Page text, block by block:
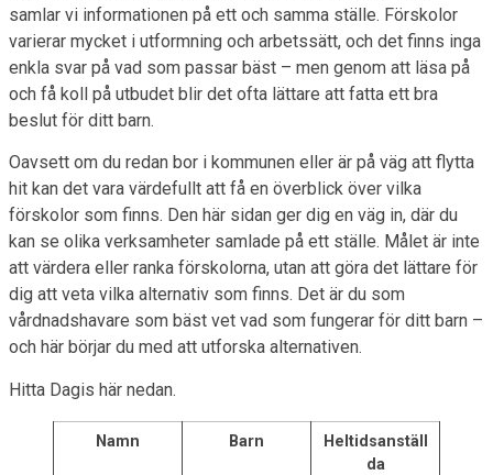
samlar vi informationen på ett och samma ställe. Förskolor
varierar mycket i utformning och arbetssätt, och det finns inga
enkla svar på vad som passar bäst – men genom att läsa på
och få koll på utbudet blir det ofta lättare att fatta ett bra
beslut för ditt barn.
Oavsett om du redan bor i kommunen eller är på väg att flytta
hit kan det vara värdefullt att få en överblick över vilka
förskolor som finns. Den här sidan ger dig en väg in, där du
kan se olika verksamheter samlade på ett ställe. Målet är inte
att värdera eller ranka förskolorna, utan att göra det lättare för
dig att veta vilka alternativ som finns. Det är du som
vårdnadshavare som bäst vet vad som fungerar för ditt barn –
och här börjar du med att utforska alternativen.
Hitta Dagis här nedan.
Namn Barn
Heltidsanställ
da